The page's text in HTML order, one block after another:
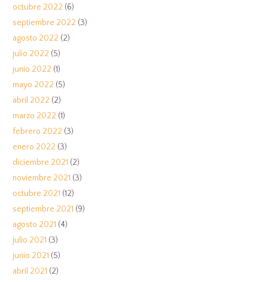
octubre 2022 (6)
septiembre 2022 (3)
agosto 2022 (2)
julio 2022 (5)
junio 2022 (1)
mayo 2022 (5)
abril 2022 (2)
marzo 2022 (1)
febrero 2022 (3)
enero 2022 (3)
diciembre 2021 (2)
noviembre 2021 (3)
octubre 2021 (12)
septiembre 2021 (9)
agosto 2021 (4)
julio 2021 (3)
junio 2021 (5)
abril 2021 (2)